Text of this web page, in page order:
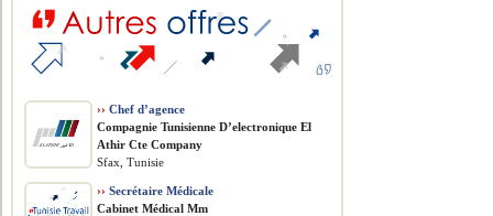
›› Chef d’agence
Compagnie Tunisienne D’electronique El
Athir Cte Company
Sfax, Tunisie
›› Secrétaire Médicale
Cabinet Médical Mm